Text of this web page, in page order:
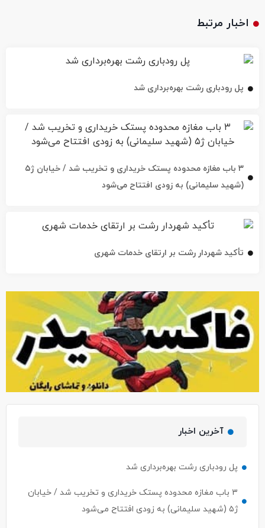
اخبار مرتبط
پل رودباری رشت بهره‌برداری شد
۳ باب مغازه محدوده پستک خریداری و تخریب شد / خیابان ژ۵
(شهید سلیمانی) به زودی افتتاح می‌شود
تأکید شهردار رشت بر ارتقای خدمات شهری
آخرین اخبار
پل رودباری رشت بهره‌برداری شد
۳ باب مغازه محدوده پستک خریداری و تخریب شد / خیابان
ژ۵ (شهید سلیمانی) به زودی افتتاح می‌شود